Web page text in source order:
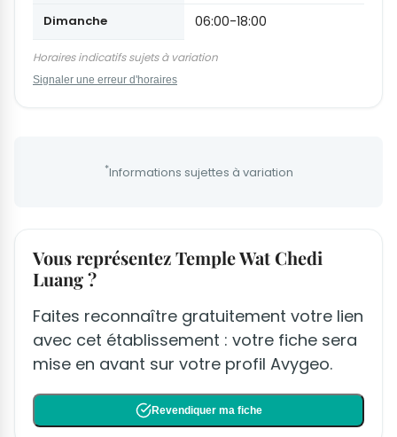
Dimanche 06:00-18:00
Horaires indicatifs sujets à variation
Signaler une erreur d'horaires
*Informations sujettes à variation
Vous représentez Temple Wat Chedi
Luang ?
Faites reconnaître gratuitement votre lien
avec cet établissement : votre fiche sera
mise en avant sur votre profil Avygeo.
Revendiquer ma fiche